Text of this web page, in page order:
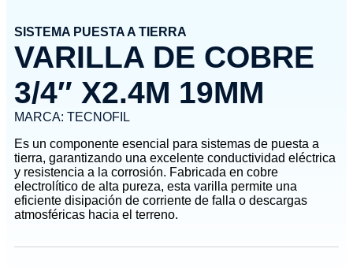
SISTEMA PUESTA A TIERRA
VARILLA DE COBRE
3/4″ X2.4M 19MM
MARCA: TECNOFIL
Es un componente esencial para sistemas de puesta a
tierra, garantizando una excelente conductividad eléctrica
y resistencia a la corrosión. Fabricada en cobre
electrolítico de alta pureza, esta varilla permite una
eficiente disipación de corriente de falla o descargas
atmosféricas hacia el terreno.